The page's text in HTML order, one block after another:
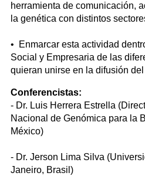
herramienta de comunicación,
la genética con distintos
• Enmarcar esta actividad
Social y Empresaria de las
quieran unirse en la difusión del
Conferencistas:
- Dr. Luis Herrera Estrella
Nacional de Genómica para la
México)
- Dr. Jerson Lima Silva
Janeiro, Brasil)